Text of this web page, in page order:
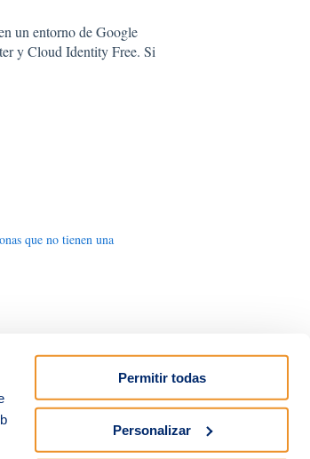
Permitir todas
Personalizar
un entorno de Google
y Cloud Identity Free. Si
que no tienen una